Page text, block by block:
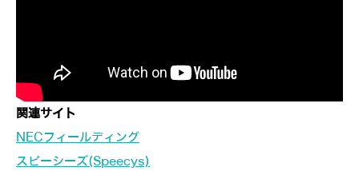
関連サイト
NECフィールディング
スピーシーズ(Speecys)